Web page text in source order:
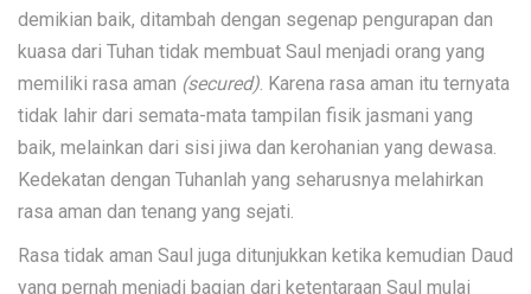
demikian baik, ditambah dengan segenap pengurapan dan
kuasa dari Tuhan tidak membuat Saul menjadi orang yang
memiliki rasa aman (secured). Karena rasa aman itu ternyata
tidak lahir dari semata-mata tampilan fisik jasmani yang
baik, melainkan dari sisi jiwa dan kerohanian yang dewasa.
Kedekatan dengan Tuhanlah yang seharusnya melahirkan
rasa aman dan tenang yang sejati.
Rasa tidak aman Saul juga ditunjukkan ketika kemudian Daud
yang pernah menjadi bagian dari ketentaraan Saul mulai